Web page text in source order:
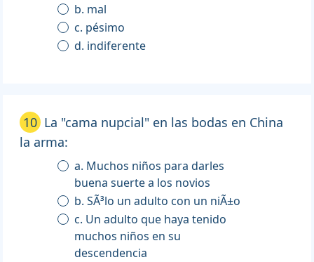
b. mal
c. pésimo
d. indiferente
10 La "cama nupcial" en las bodas en China
la arma:
a. Muchos niños para darles
buena suerte a los novios
b. SÃ³lo un adulto con un niÃ±o
c. Un adulto que haya tenido
muchos niños en su
descendencia